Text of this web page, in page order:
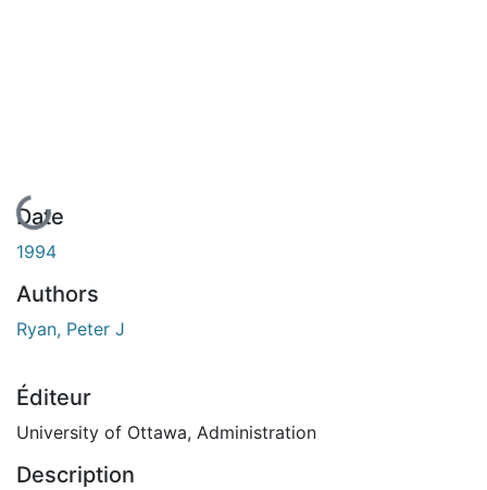
En cours de chargement...
Date
1994
Authors
Ryan, Peter J
Éditeur
University of Ottawa, Administration
Description